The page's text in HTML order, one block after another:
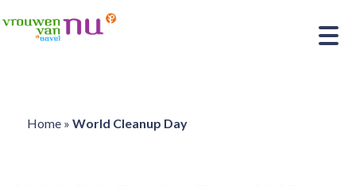
Home» World Cleanup Day